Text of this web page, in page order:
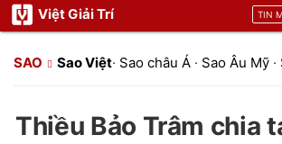
Việt Giải Trí TIN
SAO Sao Việt· Sao châu Á · Sao Âu Mỹ ·
Thiều Bảo Trâm chia